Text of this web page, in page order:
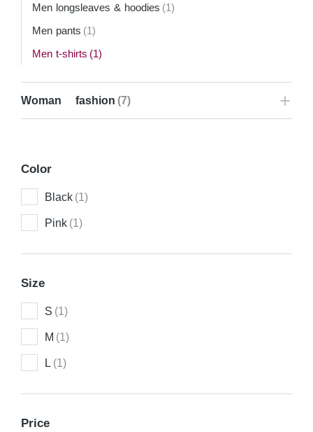
Men longsleaves & hoodies (1)
Men pants (1)
Men t-shirts (1)
Woman fashion (7)
Color
Black (1)
Pink (1)
Size
S (1)
M (1)
L (1)
Price